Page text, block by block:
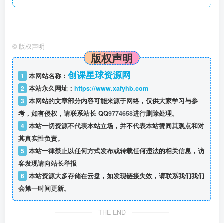
© 版权声明
版权声明
1 本网站名称： 创课星球资源网
2 本站永久网址： https://www.xafyhb.com
3 本网站的文章部分内容可能来源于网络，仅供大家学习与参
考，如有侵权，请联系站长 QQ9774658进行删除处理。
4 本站一切资源不代表本站立场，并不代表本站赞同其观点和对
其真实性负责。
5 本站一律禁止以任何方式发布或转载任何违法的相关信息，访
客发现请向站长举报
6 本站资源大多存储在云盘，如发现链接失效，请联系我们我们
会第一时间更新。
THE END